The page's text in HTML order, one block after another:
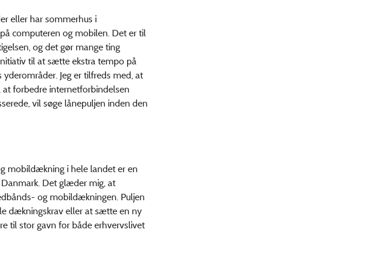
eller har sommerhus i
computeren og mobilen. Det er til
og det gør mange ting
til at sætte ekstra tempo på
Jeg er tilfreds med, at
forbedre internetforbindelsen
vil søge lånepuljen inden den
mobildækning i hele landet er en
Det glæder mig, at
og mobildækningen. Puljen
dækningskrav eller at sætte en ny
til stor gavn for både erhvervslivet